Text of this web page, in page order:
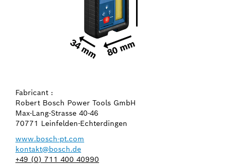
Fabricant :
Robert Bosch Power Tools GmbH
Max-Lang-Strasse 40-46
70771 Leinfelden-Echterdingen
www.bosch-pt.com
kontakt@bosch.de
+49 (0) 711 400 40990